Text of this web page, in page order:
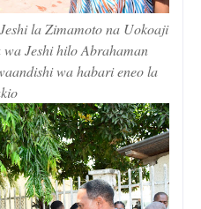
la Zimamoto na Uokoaji
Jeshi hilo Abrahaman
wa habari eneo la